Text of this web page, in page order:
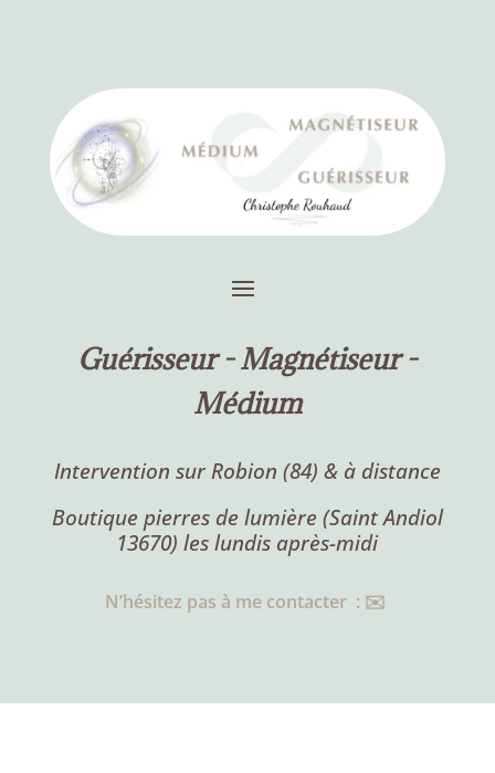
Guérisseur -Magnétiseur -
Médium
Intervention sur Robion (84) & à distance
Boutique pierres de lumière (Saint Andiol
13670) les lundis après-midi
N’hésitez pas à me contacter : ✉️